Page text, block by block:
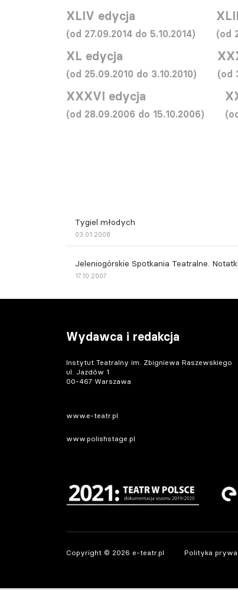
XLIV edycja
(od 27.09.2014 do 5.10.2014) (od
XL edycja
(od 25.09.2010 do 3.10.2010) (od
XXXVI edycja
(od 28.09.2006 do 15.10.2006)
Tygiel młodych
03.01.2008
Jeleniogórskie Spotkania Teatralne. Notatki
17.10.2007
Wydawca i redakcja
Instytut Teatralny im. Zbigniewa Raszewskiego
ul. Jazdów 1
00-467 Warszawa
www.e-teatr.pl
www.polishstage.pl
Copyright © 2026 e-teatr.pl Polityka